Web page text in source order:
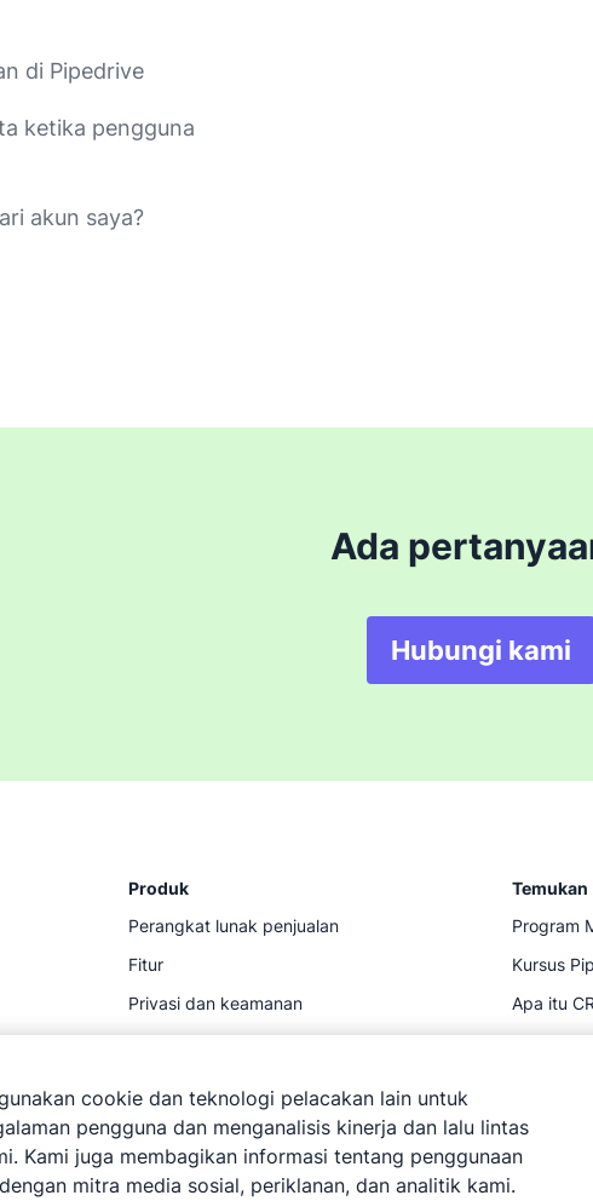
di Pipedrive
ketika pengguna
akun saya?
Ada
Hubungi kami
Produk
Perangkat lunak penjualan
Fitur
Privasi dan keamanan
Marketplace
API
Temukan
Program
Kursus
Apa itu
cookie dan teknologi pelacakan lain untuk
pengguna dan menganalisis kinerja dan lalu lintas
Kami juga membagikan informasi tentang penggunaan
mitra media sosial, periklanan, dan analitik kami.